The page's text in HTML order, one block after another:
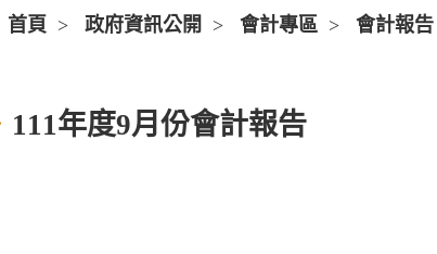
首頁 > 政府資訊公開 > 會計專區 > 會計報告
111年度9月份會計報告